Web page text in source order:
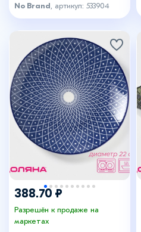
No Brand , артикул: 533904
388.70 ₽
Разрешён к продаже на
маркетах